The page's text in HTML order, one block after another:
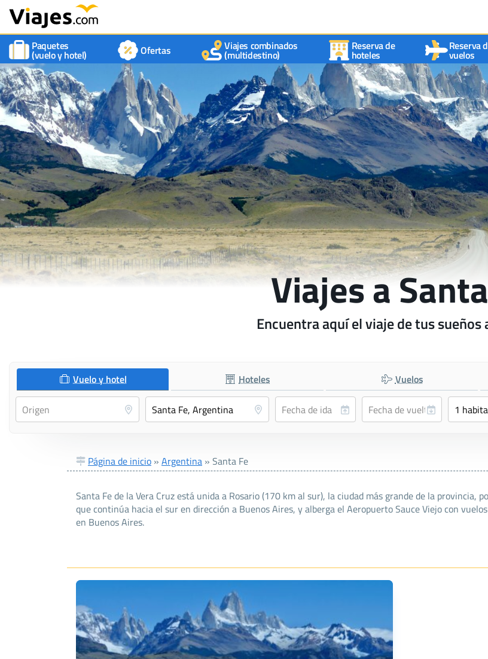
Paquetes
(vuelo y hotel) Ofertas Viajes combinados
(multidestino)
Reserva de
hoteles
Reserva
vuelos
Viajes a
Encuentra aquí el viaje de tus sueños
Vuelo y hotel Hoteles Vuelos
Página de inicio » Argentina » Santa Fe
Santa Fe de la Vera Cruz está unida a Rosario (170 km al sur), la ciudad más grande de la provincia,
que continúa hacia el sur en dirección a Buenos Aires, y alberga el Aeropuerto Sauce Viejo con
en Buenos Aires.